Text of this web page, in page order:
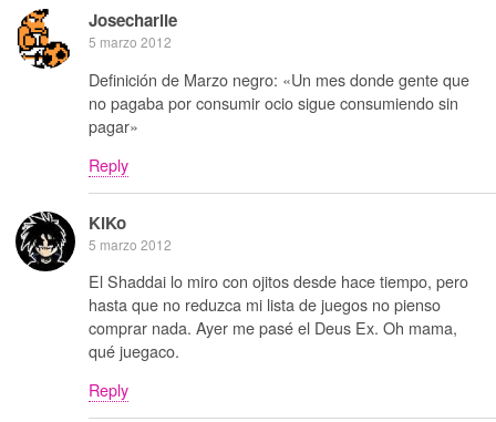
Josecharlie
5 marzo 2012
Definición de Marzo negro: «Un mes donde gente que
no pagaba por consumir ocio sigue consumiendo sin
pagar»
Reply
KiKo
5 marzo 2012
El Shaddai lo miro con ojitos desde hace tiempo, pero
hasta que no reduzca mi lista de juegos no pienso
comprar nada. Ayer me pasé el Deus Ex. Oh mama,
qué juegaco.
Reply